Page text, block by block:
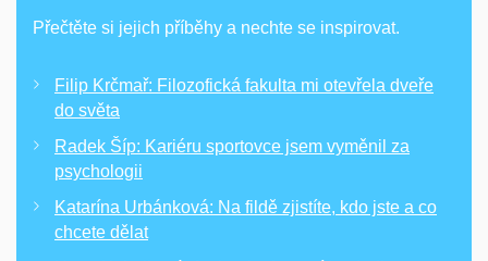
Přečtěte si jejich příběhy a nechte se inspirovat.
Filip Krčmař: Filozofická fakulta mi otevřela dveře
do světa
Radek Šíp: Kariéru sportovce jsem vyměnil za
psychologii
Katarína Urbánková: Na fildě zjistíte, kdo jste a co
chcete dělat